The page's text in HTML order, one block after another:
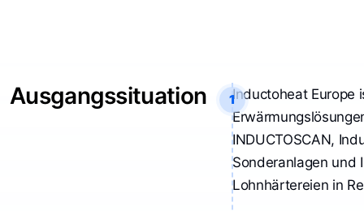
Ausgangssituation 1Inductoheat Europe
INDUCTOSCAN,
Sonderanlagen und
Lohnhärtereien in